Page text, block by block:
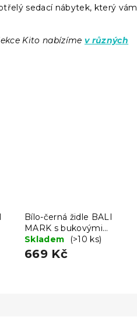
sedací nábytek, který vám
Kito nabízímev různých
Bílo-černá židle BALI
MARK s bukovými
nohami
Skladem (>10 ks)
669 Kč